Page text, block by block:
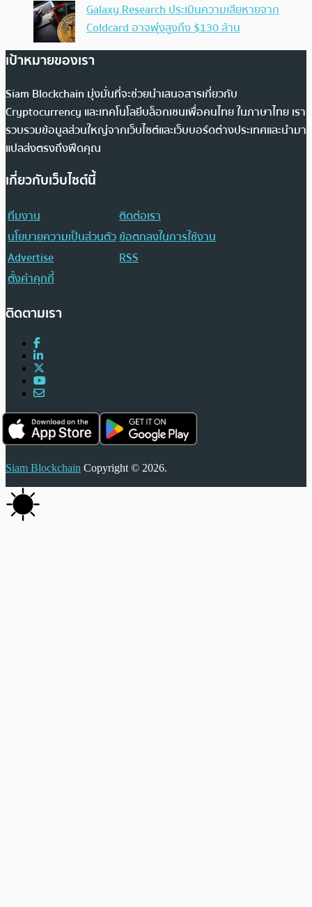
Galaxy Research ประเมินความเสียหายจาก
Coldcard อาจพุ่งสูงถึง $130 ล้าน
เป้าหมายของเรา
Siam Blockchain มุ่งมั่นที่จะช่วยนำเสนอสารเกี่ยวกับ
Cryptocurrency และเทคโนโลยีบล็อกเชนเพื่อคนไทย ในภาษาไทย เรา
รวบรวมข้อมูลส่วนใหญ่จากเว็บไซต์และเว็บบอร์ดต่างประเทศและนำมา
แปลส่งตรงถึงฟีดคุณ
เกี่ยวกับเว็บไซต์นี้
ทีมงาน
ติดต่อเรา
นโยบายความเป็นส่วนตัวข้อตกลงในการใช้งาน
Advertise
RSS
ตั้งค่าคุกกี้
ติดตามเรา
Siam Blockchain Copyright © 2026.